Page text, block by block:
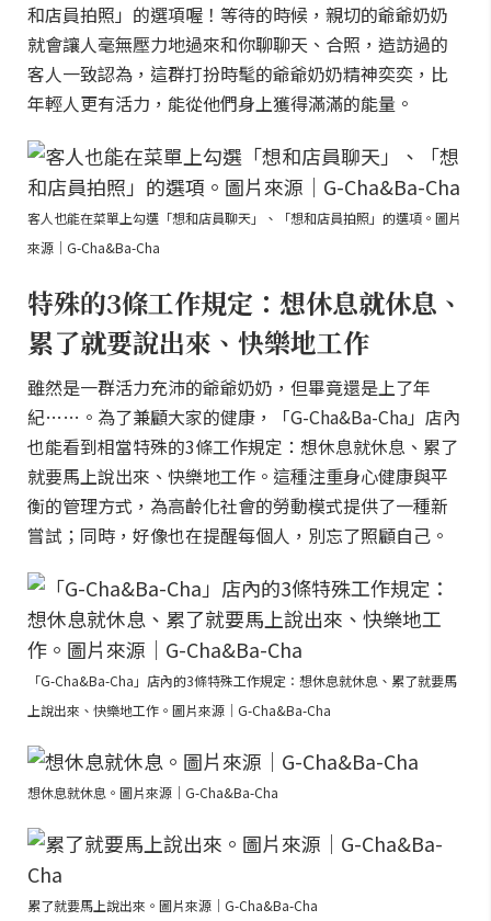
和店員拍照」的選項喔！等待的時候，親切的爺爺奶奶
就會讓人毫無壓力地過來和你聊聊天、合照，造訪過的
客人一致認為，這群打扮時髦的爺爺奶奶精神奕奕，比
年輕人更有活力，能從他們身上獲得滿滿的能量。
客人也能在菜單上勾選「想和店員聊天」、「想和店員拍照」的選項。圖片
來源｜G-Cha&Ba-Cha
特殊的3條工作規定：想休息就休息、
累了就要說出來、快樂地工作
雖然是一群活力充沛的爺爺奶奶，但畢竟還是上了年
紀……。為了兼顧大家的健康，「G-Cha&Ba-Cha」店內
也能看到相當特殊的3條工作規定：想休息就休息、累了
就要馬上說出來、快樂地工作。這種注重身心健康與平
衡的管理方式，為高齡化社會的勞動模式提供了一種新
嘗試；同時，好像也在提醒每個人，別忘了照顧自己。
「G-Cha&Ba-Cha」店內的3條特殊工作規定：想休息就休息、累了就要馬
上說出來、快樂地工作。圖片來源｜G-Cha&Ba-Cha
想休息就休息。圖片來源｜G-Cha&Ba-Cha
累了就要馬上說出來。圖片來源｜G-Cha&Ba-Cha